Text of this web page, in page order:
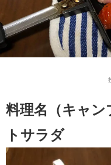
料理名（キャン
トサラダ